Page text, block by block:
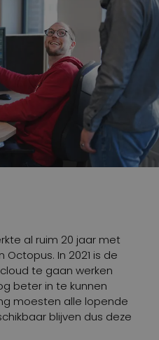
al ruim 20 jaar met
In 2021 is de
te gaan werken
beter in te kunnen
moesten alle lopende
blijven dus deze